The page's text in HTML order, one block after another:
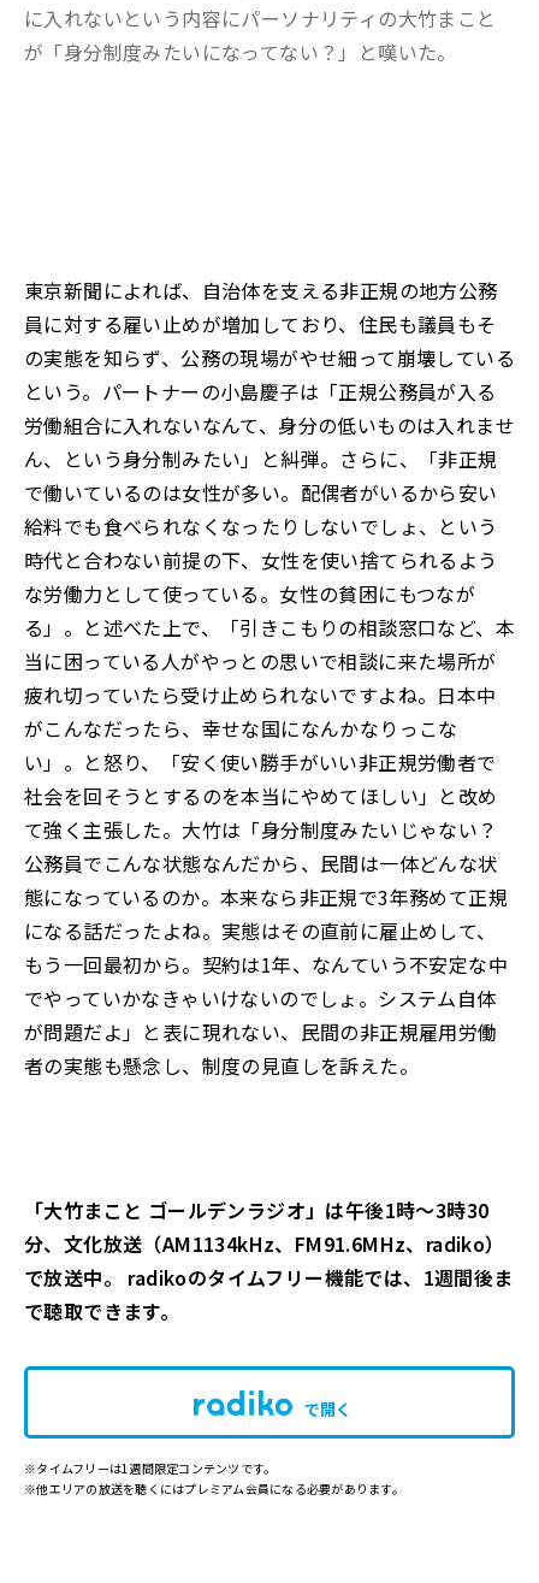
に入れないという内容にパーソナリティの大竹まこと
が「身分制度みたいになってない？」と嘆いた。
東京新聞によれば、自治体を支える非正規の地方公務
員に対する雇い止めが増加しており、住民も議員もそ
の実態を知らず、公務の現場がやせ細って崩壊している
という。パートナーの小島慶子は「正規公務員が入る
労働組合に入れないなんて、身分の低いものは入れませ
ん、という身分制みたい」と糾弾。さらに、「非正規
で働いているのは女性が多い。配偶者がいるから安い
給料でも食べられなくなったりしないでしょ、という
時代と合わない前提の下、女性を使い捨てられるよう
な労働力として使っている。女性の貧困にもつなが
る」。と述べた上で、「引きこもりの相談窓口など、本
当に困っている人がやっとの思いで相談に来た場所が
疲れ切っていたら受け止められないですよね。日本中
がこんなだったら、幸せな国になんかなりっこな
い」。と怒り、「安く使い勝手がいい非正規労働者で
社会を回そうとするのを本当にやめてほしい」と改め
て強く主張した。大竹は「身分制度みたいじゃない？
公務員でこんな状態なんだから、民間は一体どんな状
態になっているのか。本来なら非正規で3年務めて正規
になる話だったよね。実態はその直前に雇止めして、
もう一回最初から。契約は1年、なんていう不安定な中
でやっていかなきゃいけないのでしょ。システム自体
が問題だよ」と表に現れない、民間の非正規雇用労働
者の実態も懸念し、制度の見直しを訴えた。
「大竹まこと ゴールデンラジオ」は午後1時～3時30
分、文化放送（AM1134kHz、FM91.6MHz、radiko）
で放送中。 radikoのタイムフリー機能では、1週間後ま
で聴取できます。
で開く
※タイムフリーは1週間限定コンテンツです。
※他エリアの放送を聴くにはプレミアム会員になる必要があります。